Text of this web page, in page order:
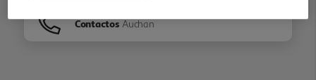
Contactos Auchan